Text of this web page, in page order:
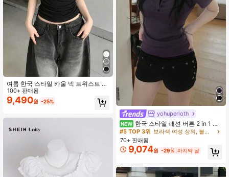
여름 한국 스타일 카울 넥 트위스트 플
리츠 디자인 반팔 티셔츠 탑 캐주얼 블
랙
100+ 판매됨
9,490원 -25%
yohuperloth
NEW 한국 스타일 패션 버튼 2 in 1 반
팔 티셔츠 캐주얼
#5 TOP 3위
보라색 여성 상의, 블라우스 & 티
거의 매진!
#5 TOP 3위
보라색 여성 상의, 블라우스 & 티
거의 매진!
#5 TOP 3위
보라색 여성 상의, 블라우스 & 티
거의 매진!
#5 TOP 3위
거의 매진!
70+ 판매됨
9,074원 -29% 마지막 날